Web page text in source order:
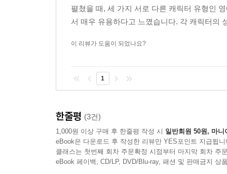
펼쳤을 때, 세 가지 서로 다른 캐릭터 유형인
서 매우 유용하다고 느꼈습니다. 각 캐릭터의
이 리뷰가 도움이 되었나요?
1
한줄평 (3건)
1,000원 이상 구매 후 한줄평 작성 시 일반회원 50원, 마니
eBook은 다운로드 후 작성한 리뷰만 YES포인트 지급됩니
클래스는 첫번째 회차 주문확정 시점부터 마지막 회차 주
eBook 페이백, CD/LP, DVD/Blu-ray, 패션 및 판매금지 상